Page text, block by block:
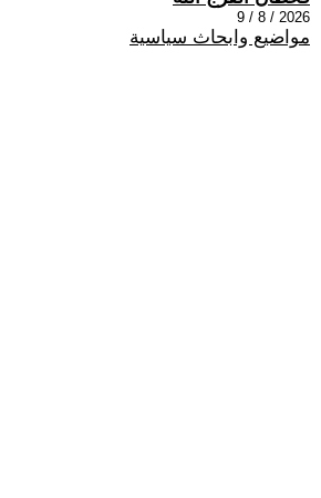
2026 / 8 / 9
مواضيع وابحاث سياسية